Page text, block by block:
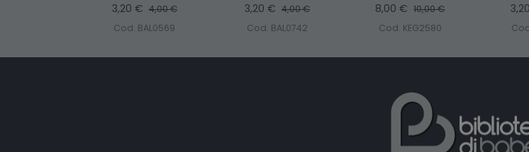
3,20 € 4,00 €
Cod. BAL0569
3,20 € 4,00 €
Cod. BAL0742
8,00 € 10,00 €
Cod. KEG2580